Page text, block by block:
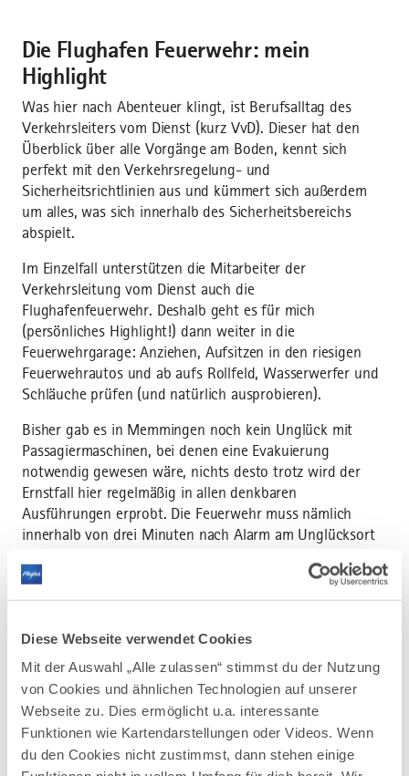
Diese Webseite verwendet Cookies
Mit der Auswahl „Alle zulassen“ stimmst du der Nutzung
von Cookies und ähnlichen Technologien auf unserer
Webseite zu. Dies ermöglicht u.a. interessante
Funktionen wie Kartendarstellungen oder Videos. Wenn
du den Cookies nicht zustimmst, dann stehen einige
Die Flughafen Feuerwehr: mein
Highlight
Was hier nach Abenteuer klingt, ist Berufsalltag des
Verkehrsleiters vom Dienst (kurz VvD). Dieser hat den
Überblick über alle Vorgänge am Boden, kennt sich
perfekt mit den Verkehrsregelung- und
Sicherheitsrichtlinien aus und kümmert sich außerdem
um alles, was sich innerhalb des Sicherheitsbereichs
abspielt.
Im Einzelfall unterstützen die Mitarbeiter der
Verkehrsleitung vom Dienst auch die
Flughafenfeuerwehr. Deshalb geht es für mich
(persönliches Highlight!) dann weiter in die
Feuerwehrgarage: Anziehen, Aufsitzen in den riesigen
Feuerwehrautos und ab aufs Rollfeld, Wasserwerfer und
Schläuche prüfen (und natürlich ausprobieren).
Bisher gab es in Memmingen noch kein Unglück mit
Passagiermaschinen, bei denen eine Evakuierung
notwendig gewesen wäre, nichts desto trotz wird der
Ernstfall hier regelmäßig in allen denkbaren
Ausführungen erprobt. Die Feuerwehr muss nämlich
innerhalb von drei Minuten nach Alarm am Unglücksort
Wassers, das in den Feuerwehrautos lagert, abgegeben
haben. Das braucht Routine. Genauso, wird in
Feuerwehrmänner anhand von Belastungstests geprüft.
Wahnsinn, wieviel die Männer hier wissen, können und
irgendwie beruhigend in Bezug auf meine Flugangst.
Allround-Talent im Einsatz